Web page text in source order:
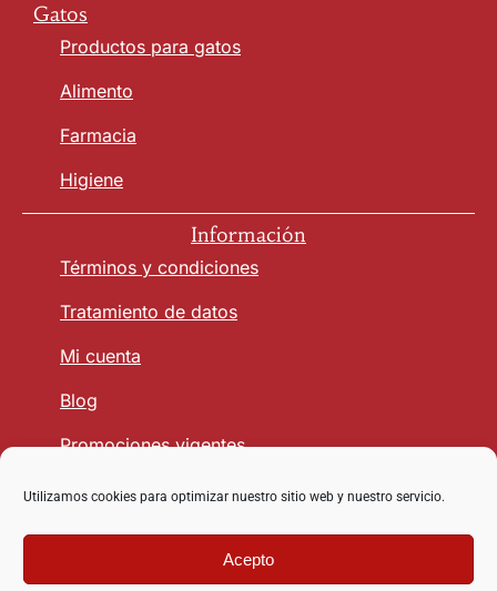
Utilizamos cookies para optimizar nuestro sitio web y nuestro servicio.
Acepto
Gatos
Productos para gatos
Alimento
Farmacia
Higiene
Información
Términos y condiciones
Tratamiento de datos
Mi cuenta
Blog
Promociones vigentes
Seguridad y Confianza